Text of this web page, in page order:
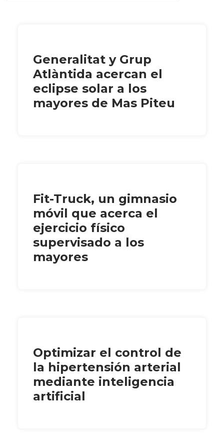
Generalitat y Grup
Atlàntida acercan el
eclipse solar a los
mayores de Mas Piteu
Fit-Truck, un gimnasio
móvil que acerca el
ejercicio físico
supervisado a los
mayores
Optimizar el control de
la hipertensión arterial
mediante inteligencia
artificial